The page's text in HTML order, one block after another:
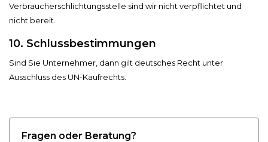
Verbraucherschlichtungsstelle sind wir nicht verpflichtet und
nicht bereit.
10. Schlussbestimmungen​​​​​​​
Sind Sie Unternehmer, dann gilt deutsches Recht unter
Ausschluss des UN-Kaufrechts.
Fragen oder Beratung?